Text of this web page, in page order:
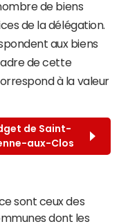
de biens
de la délégation.
aux biens
de cette
à la valeur
de Saint-
aux-Clos
sont ceux des
dont les